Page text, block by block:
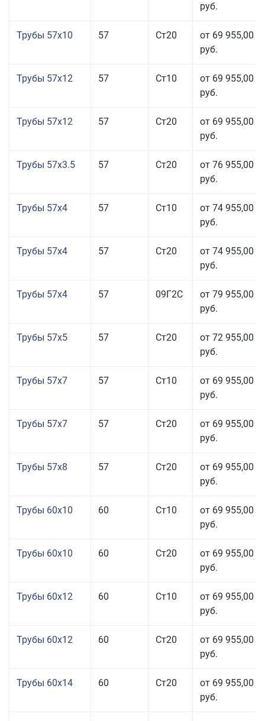
руб.
Трубы 57x10 57 Ст20
от 69 955,00
руб.
Трубы 57x12 57 Ст10
от 69 955,00
руб.
Трубы 57x12 57 Ст20
от 69 955,00
руб.
Трубы 57x3.5 57 Ст20
от 76 955,00
руб.
Трубы 57x4 57 Ст10
от 74 955,00
руб.
Трубы 57x4 57 Ст20
от 74 955,00
руб.
Трубы 57x4 57 09Г2С
от 79 955,00
руб.
Трубы 57x5 57 Ст20
от 72 955,00
руб.
Трубы 57x7 57 Ст10
от 69 955,00
руб.
Трубы 57x7 57 Ст20
от 69 955,00
руб.
Трубы 57x8 57 Ст20
от 69 955,00
руб.
Трубы 60x10 60 Ст10
от 69 955,00
руб.
Трубы 60x10 60 Ст20
от 69 955,00
руб.
Трубы 60x12 60 Ст10
от 69 955,00
руб.
Трубы 60x12 60 Ст20
от 69 955,00
руб.
Трубы 60x14 60 Ст20
от 69 955,00
руб.